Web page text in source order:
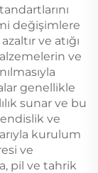
değişimlere
ve atığı
ve
genellikle
sunar ve bu
ve
kurulum
ve
pil ve tahrik